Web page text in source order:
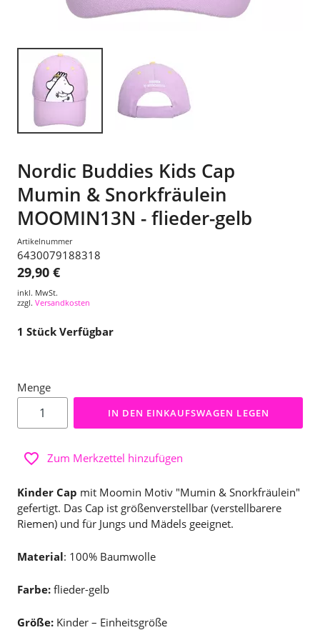
Nordic Buddies Kids Cap
Mumin & Snorkfräulein
MOOMIN13N - flieder-gelb
Artikelnummer
6430079188318
29,90 €
inkl. MwSt.
zzgl. Versandkosten
1 Stück Verfügbar
Menge
IN DEN EINKAUFSWAGEN LEGEN
Zum Merkzettel hinzufügen
Kinder Cap mit Moomin Motiv "Mumin & Snorkfräulein"
gefertigt. Das Cap ist größenverstellbar (verstellbarere
Riemen) und für Jungs und Mädels geeignet.
Material: 100% Baumwolle
Farbe: flieder-gelb
Größe: Kinder – Einheitsgröße